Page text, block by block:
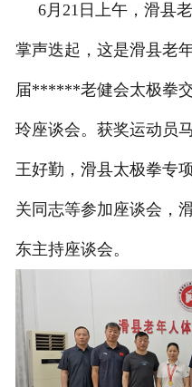
6月21日上午，滑县老
掌声迭起，这是滑县老
届******老健会太极拳
玲座谈会。获奖运动员
王好勤，滑县太极拳专
关同志等参加座谈会，
东主持座谈会。